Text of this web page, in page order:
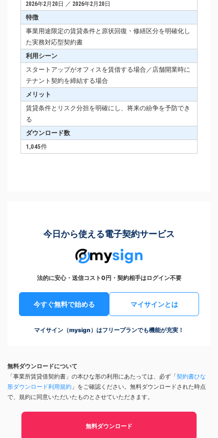
2026年2月20日 ／ 2026年2月20日
特徴
事業用途限定の賃貸条件と原状回復・修繕区分を明確化し
た実務対応型契約書
利用シーン
スタートアップがオフィスを賃借する場合／店舗開業時に
テナント契約を締結する場合
メリット
賃貸条件とリスク分担を明確にし、将来の紛争を予防でき
る
ダウンロード数
1,045件
今日から使える電子契約サービス
法的に安心・送信コスト0円・契約相手はログイン不要
今すぐ無料で始める マイサインとは
マイサイン（mysign）はフリープランでも機能が充実！
無料ダウンロードについて
「事業所賃貸借契約書」の本ひな形の利用にあたっては、必ず「契約書ひな
形ダウンロード利用規約 」をご確認ください。無料ダウンロードされた時点
で、規約に同意いただいたものとさせていただきます。
無料ダウンロード